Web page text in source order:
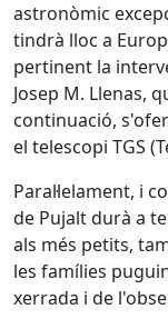
astronòmic
tindrà lloc a
pertinent la
Josep M. Llenas,
continuació,
el telescopi TGS
Paral·lelament, i
de Pujalt durà a
als més petits,
les famílies
xerrada i de